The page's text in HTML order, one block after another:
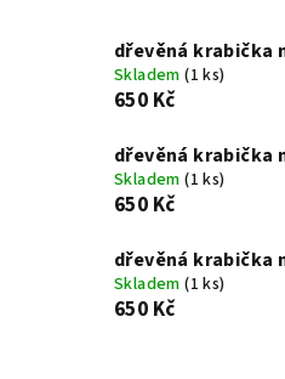
dřevěná krabička
Skladem(1 ks)
650 Kč
dřevěná krabička
Skladem(1 ks)
650 Kč
dřevěná krabička
Skladem(1 ks)
650 Kč